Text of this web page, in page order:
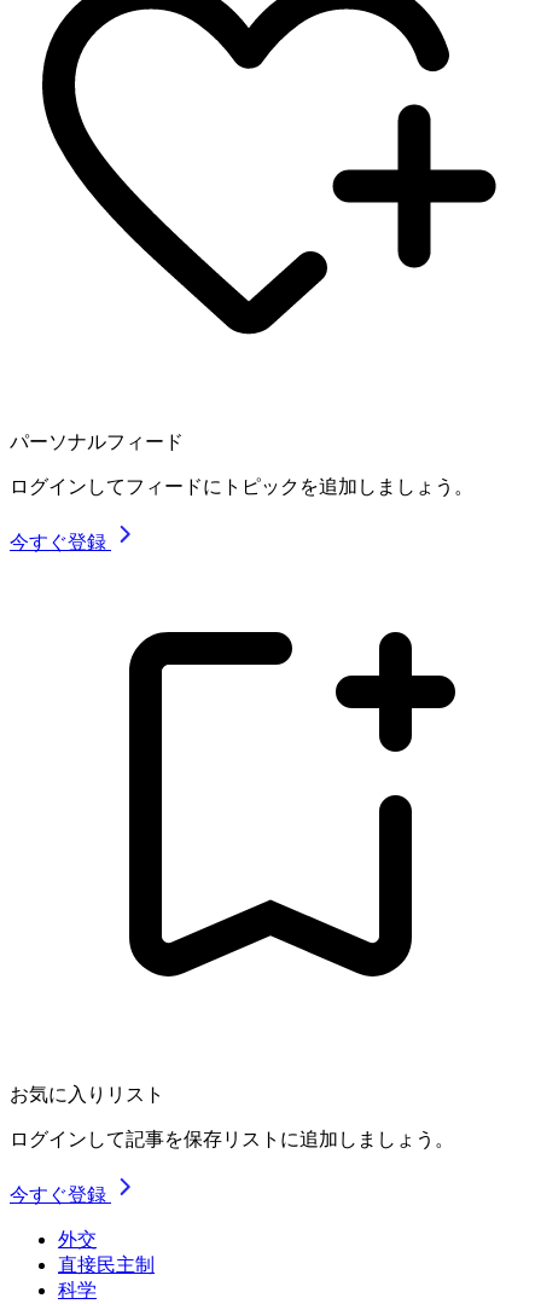
パーソナルフィード
ログインしてフィードにトピックを追加しましょう。
今すぐ登録
お気に入りリスト
ログインして記事を保存リストに追加しましょう。
今すぐ登録
外交
直接民主制
科学